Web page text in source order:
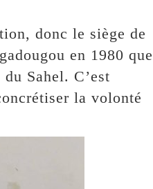
donc le siège de
en 1980 que
Sahel. C’est
la volonté